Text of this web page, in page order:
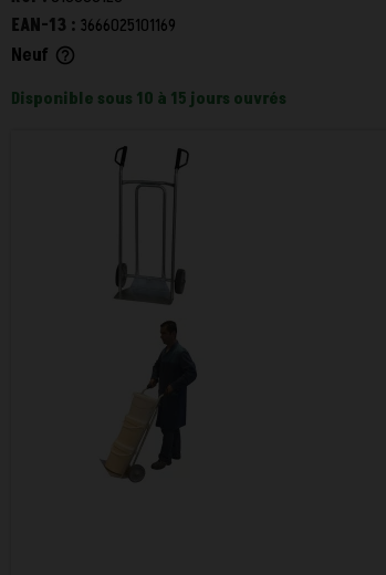
EAN-13 : 3666025101169
Neuf help_outline
Disponible sous 10 à 15 jours ouvrés